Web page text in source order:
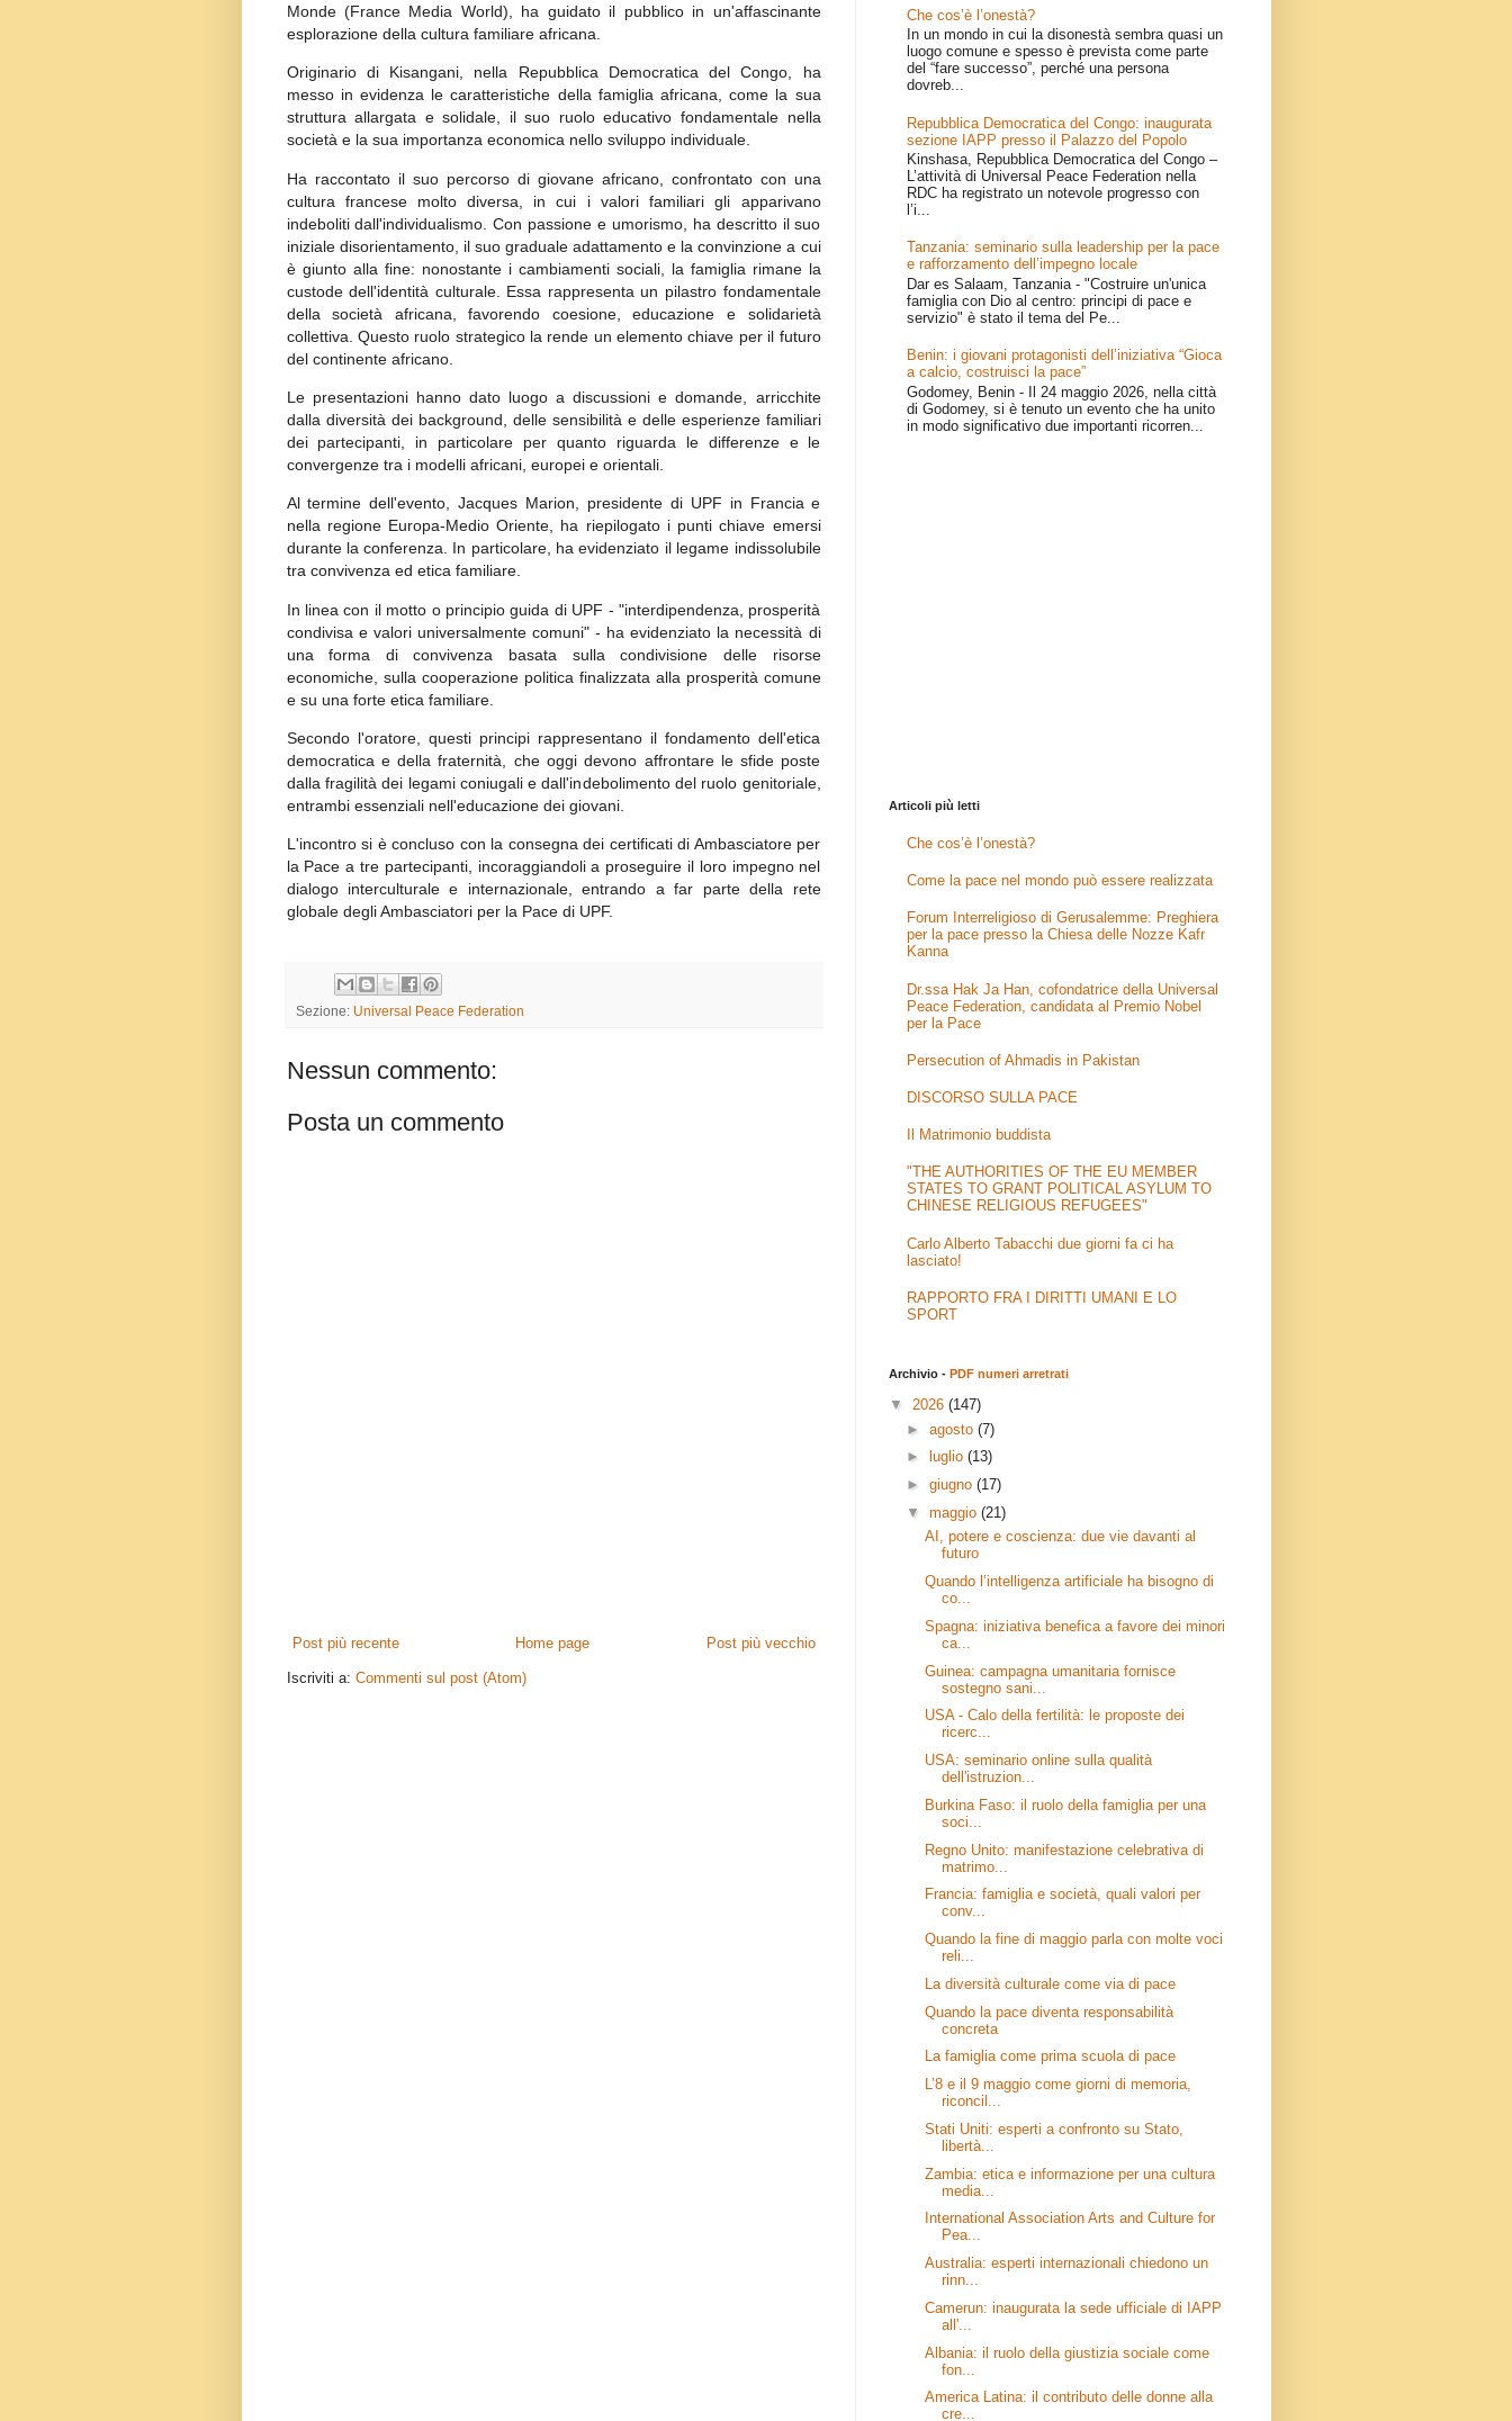
Monde (France Media World), ha guidato il pubblico in un'affascinante
esplorazione della cultura familiare africana.
Originario di Kisangani, nella Repubblica Democratica del Congo, ha
messo in evidenza le caratteristiche della famiglia africana, come la sua
struttura allargata e solidale, il suo ruolo educativo fondamentale nella
società e la sua importanza economica nello sviluppo individuale.
Ha raccontato il suo percorso di giovane africano, confrontato con una
cultura francese molto diversa, in cui i valori familiari gli apparivano
indeboliti dall'individualismo. Con passione e umorismo, ha descritto il suo
iniziale disorientamento, il suo graduale adattamento e la convinzione a cui
è giunto alla fine: nonostante i cambiamenti sociali, la famiglia rimane la
custode dell'identità culturale. Essa rappresenta un pilastro fondamentale
della società africana, favorendo coesione, educazione e solidarietà
collettiva. Questo ruolo strategico la rende un elemento chiave per il futuro
del continente africano.
Le presentazioni hanno dato luogo a discussioni e domande, arricchite
dalla diversità dei background, delle sensibilità e delle esperienze familiari
dei partecipanti, in particolare per quanto riguarda le differenze e le
convergenze tra i modelli africani, europei e orientali.
Al termine dell'evento, Jacques Marion, presidente di UPF in Francia e
nella regione Europa-Medio Oriente, ha riepilogato i punti chiave emersi
durante la conferenza. In particolare, ha evidenziato il legame indissolubile
tra convivenza ed etica familiare.
In linea con il motto o principio guida di UPF - "interdipendenza, prosperità
condivisa e valori universalmente comuni" - ha evidenziato la necessità di
una forma di convivenza basata sulla condivisione delle risorse
economiche, sulla cooperazione politica finalizzata alla prosperità comune
e su una forte etica familiare.
Secondo l'oratore, questi principi rappresentano il fondamento dell'etica
democratica e della fraternità, che oggi devono affrontare le sfide poste
dalla fragilità dei legami coniugali e dall'indebolimento del ruolo genitoriale,
entrambi essenziali nell'educazione dei giovani.
L'incontro si è concluso con la consegna dei certificati di Ambasciatore per
la Pace a tre partecipanti, incoraggiandoli a proseguire il loro impegno nel
dialogo interculturale e internazionale, entrando a far parte della rete
globale degli Ambasciatori per la Pace di UPF.
Sezione: Universal Peace Federation
Nessun commento:
Posta un commento
Post più recente Post più vecchio
Home page
Iscriviti a: Commenti sul post (Atom)
Che cos’è l’onestà?
In un mondo in cui la disonestà sembra quasi un
luogo comune e spesso è prevista come parte
del “fare successo”, perché una persona
dovreb...
Repubblica Democratica del Congo: inaugurata
sezione IAPP presso il Palazzo del Popolo
Kinshasa, Repubblica Democratica del Congo –
L’attività di Universal Peace Federation nella
RDC ha registrato un notevole progresso con
l’i...
Tanzania: seminario sulla leadership per la pace
e rafforzamento dell’impegno locale
Dar es Salaam, Tanzania - "Costruire un'unica
famiglia con Dio al centro: principi di pace e
servizio" è stato il tema del Pe...
Benin: i giovani protagonisti dell’iniziativa “Gioca
a calcio, costruisci la pace”
Godomey, Benin - Il 24 maggio 2026, nella città
di Godomey, si è tenuto un evento che ha unito
in modo significativo due importanti ricorren...
Articoli più letti
Che cos’è l’onestà?
Come la pace nel mondo può essere realizzata
Forum Interreligioso di Gerusalemme: Preghiera
per la pace presso la Chiesa delle Nozze Kafr
Kanna
Dr.ssa Hak Ja Han, cofondatrice della Universal
Peace Federation, candidata al Premio Nobel
per la Pace
Persecution of Ahmadis in Pakistan
DISCORSO SULLA PACE
Il Matrimonio buddista
"THE AUTHORITIES OF THE EU MEMBER
STATES TO GRANT POLITICAL ASYLUM TO
CHINESE RELIGIOUS REFUGEES"
Carlo Alberto Tabacchi due giorni fa ci ha
lasciato!
RAPPORTO FRA I DIRITTI UMANI E LO
SPORT
Archivio - PDF numeri arretrati
▼ 2026 (147)
►agosto(7)
►
luglio(13)
►giugno(17)
▼maggio(21)
AI, potere e coscienza: due vie davanti al
futuro
Quando l’intelligenza artificiale ha bisogno di
co...
Spagna: iniziativa benefica a favore dei minori
ca...
Guinea: campagna umanitaria fornisce
sostegno sani...
USA - Calo della fertilità: le proposte dei
ricerc...
USA: seminario online sulla qualità
dell'istruzion...
Burkina Faso: il ruolo della famiglia per una
soci...
Regno Unito: manifestazione celebrativa di
matrimo...
Francia: famiglia e società, quali valori per
conv...
Quando la fine di maggio parla con molte voci
reli...
La diversità culturale come via di pace
Quando la pace diventa responsabilità
concreta
La famiglia come prima scuola di pace
L’8 e il 9 maggio come giorni di memoria,
riconcil...
Stati Uniti: esperti a confronto su Stato,
libertà...
Zambia: etica e informazione per una cultura
media...
International Association Arts and Culture for
Pea...
Australia: esperti internazionali chiedono un
rinn...
Camerun: inaugurata la sede ufficiale di IAPP
all'...
Albania: il ruolo della giustizia sociale come
fon...
America Latina: il contributo delle donne alla
cre...